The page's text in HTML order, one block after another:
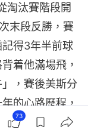
淘汰賽階段開
末段反勝，賽
得3年半前球
着他滿場飛，
，賽後美斯分
的心路歷程，
到不以為然。
73